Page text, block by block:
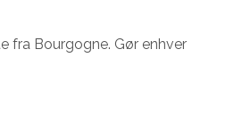
fra Bourgogne. Gør enhver